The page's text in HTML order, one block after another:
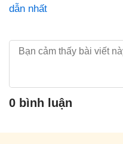
dẫn nhất
0 bình luận